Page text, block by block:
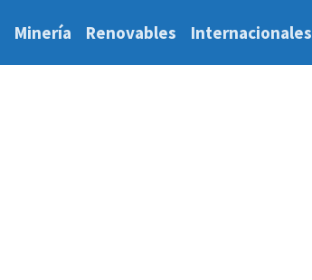
Minería Renovables Internacionales